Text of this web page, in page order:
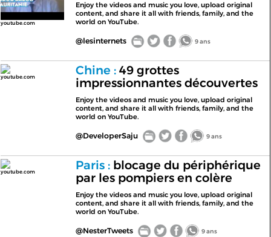
youtube.com
Enjoy the videos and music you love, upload original
content, and share it all with friends, family, and the
world on YouTube.
@lesinternets 9 ans
youtube.com Chine :49 grottes
impressionnantes découvertes
Enjoy the videos and music you love, upload original
content, and share it all with friends, family, and the
world on YouTube.
@DeveloperSaju 9 ans
youtube.com Paris :blocage du périphérique
par les pompiers en colère
Enjoy the videos and music you love, upload original
content, and share it all with friends, family, and the
world on YouTube.
@NesterTweets 9 ans